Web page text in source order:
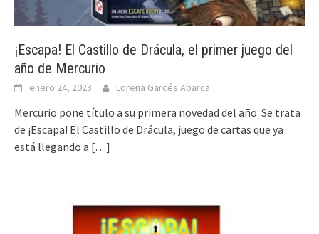
¡Escapa! El Castillo de Drácula, el primer juego del
año de Mercurio
enero 24, 2023 Lorena Garcés Abarca
Mercurio pone título a su primera novedad del año. Se trata
de ¡Escapa! El Castillo de Drácula, juego de cartas que ya
está llegando a […]